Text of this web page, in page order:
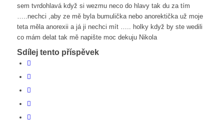
sem tvrdohlavá když si wezmu neco do hlavy tak du za tím
…..nechci ,aby ze mě byla bumulička nebo anorektička už moje
teta měla anorexii a já ji nechci mít ….. holky když by ste wedili
co mám delat tak mě napište moc dekuju Nikola
Sdílej tento příspěvek